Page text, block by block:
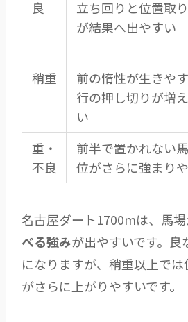
良
立ち回りと位置取
が結果へ出やすい
稍重
前の惰性が生きや
行の押し切りが増
い
重・
不良
前半で置かれない
位がさらに強まり
名古屋ダート1700mは、馬
べる強みが出やすいです。
になりますが、稍重以上で
がさらに上がりやすいです。